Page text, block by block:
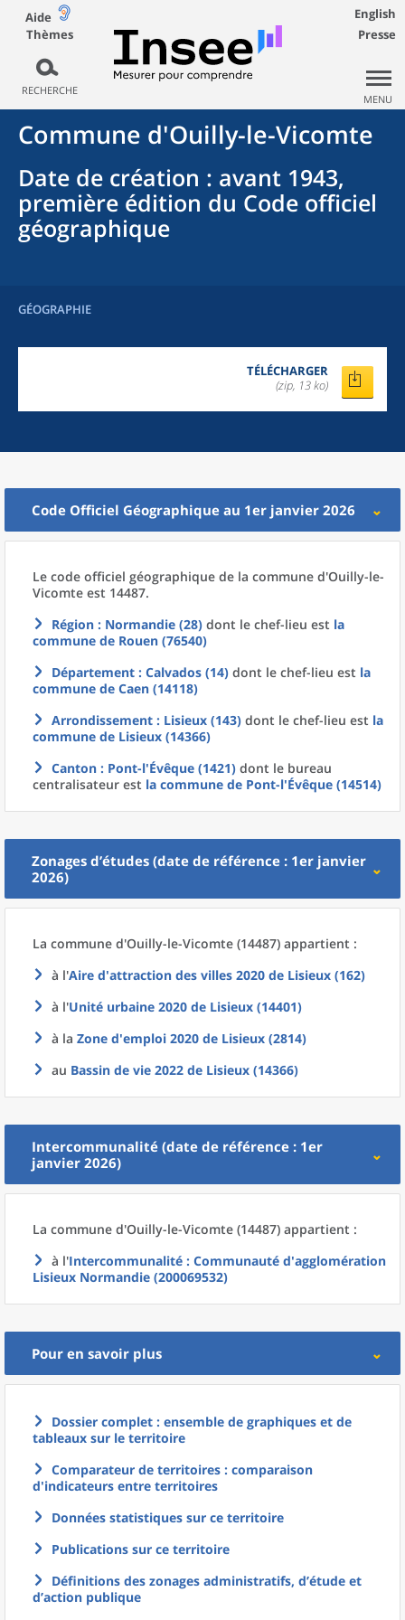
Aide
Thèmes
RECHERCHE
English
Presse
MENU
Commune d'Ouilly-le-Vicomte
Date de création : avant 1943,
première édition du Code officiel
géographique
GÉOGRAPHIE
TÉLÉCHARGER
(zip, 13 ko)
Code Officiel Géographique au 1er janvier 2026
Le code officiel géographique de la commune d'Ouilly-le-
Vicomte est 14487.
Région : Normandie (28) dont le chef-lieu est la
commune de Rouen (76540)
Département : Calvados (14) dont le chef-lieu est la
commune de Caen (14118)
Arrondissement : Lisieux (143) dont le chef-lieu est la
commune de Lisieux (14366)
Canton : Pont-l'Évêque (1421) dont le bureau
centralisateur est la commune de Pont-l'Évêque (14514)
Zonages d’études (date de référence : 1er janvier
2026)
La commune d'Ouilly-le-Vicomte (14487) appartient :
à l'Aire d'attraction des villes 2020 de Lisieux (162)
à l'Unité urbaine 2020 de Lisieux (14401)
à la Zone d'emploi 2020 de Lisieux (2814)
au Bassin de vie 2022 de Lisieux (14366)
Intercommunalité (date de référence : 1er
janvier 2026)
La commune d'Ouilly-le-Vicomte (14487) appartient :
à l'Intercommunalité : Communauté d'agglomération
Lisieux Normandie (200069532)
Pour en savoir plus
Dossier complet : ensemble de graphiques et de
tableaux sur le territoire
Comparateur de territoires : comparaison
d'indicateurs entre territoires
Données statistiques sur ce territoire
Publications sur ce territoire
Définitions des zonages administratifs, d’étude et
d’action publique